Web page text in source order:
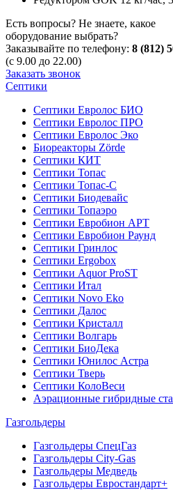
Есть вопросы? Не знаете, какое
оборудование выбрать?
Заказывайте по телефону: 8 (812)
(с 9.00 до 22.00)
Заказать звонок
Септики
Септики Евролос БИО
Септики Евролос ПРО
Септики Евролос Эко
Биореакторы Zörde
Септики КИТ
Септики Топас
Септики Топас-С
Септики Биодевайс
Септики Топаэро
Септики Евробион АРТ
Септики Евробион Раунд
Септики Гринлос
Септики Ergobox
Септики Aquor ProST
Септики Итал
Септики Novo Eko
Септики Далос
Септики Кристалл
Септики Волгарь
Септики БиоДека
Септики Юнилос Астра
Септики Тверь
Септики КолоВеси
Аэрационные гибридные
Газгольдеры
Газгольдеры СпецГаз
Газгольдеры City-Gas
Газгольдеры Медведь
Газгольдеры Евростандарт+